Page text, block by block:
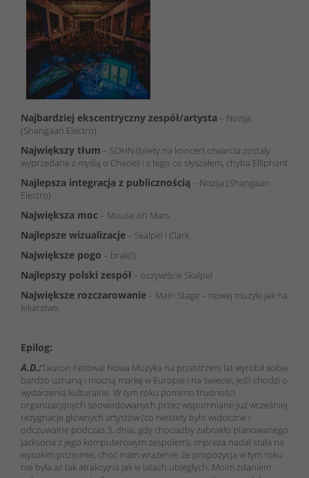
Najbardziej ekscentryczny zespół/artysta – Nozija
(Shangaan Electro)
Największy tłum – SOHN (bilety na koncert otwarcia zostały
wyprzedane z myślą o Checie) i z tego co słyszałem, chyba Elliphant
Najlepsza integracja z publicznością – Nozija (Shangaan
Electro)
Największa moc – Mouse on Mars
Najlepsze wizualizacje – Skalpel i Clark
Największe pogo – brak(!)
Najlepszy polski zespół – oczywiście Skalpel
Największe rozczarowanie – Main Stage – nowej muzyki jak na
lekarstwo.
Epilog:
A.D.:Tauron Festiwal Nowa Muzyka na przestrzeni lat wyrobił sobie
bardzo uznaną i mocną markę w Europie i na świecie, jeśli chodzi o
wydarzenia kulturalne. W tym roku pomimo trudności
organizacyjnych spowodowanych przez wspomniane już wcześniej
rezygnacje głównych artystów (co niestety było widoczne i
odczuwalne podczas 3. dnia, gdy chociażby zabrakło planowanego
Jacksona z jego komputerowym zespołem), impreza nadal stała na
wysokim poziomie, choć mam wrażenie, że propozycja w tym roku
nie była aż tak atrakcyjna jak w latach ubiegłych. Moim zdaniem